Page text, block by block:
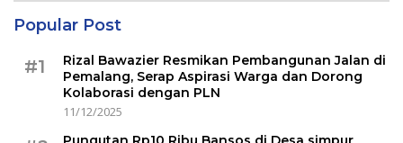
Popular Post
#1
Rizal Bawazier Resmikan Pembangunan Jalan di
Pemalang, Serap Aspirasi Warga dan Dorong
Kolaborasi dengan PLN
11/12/2025